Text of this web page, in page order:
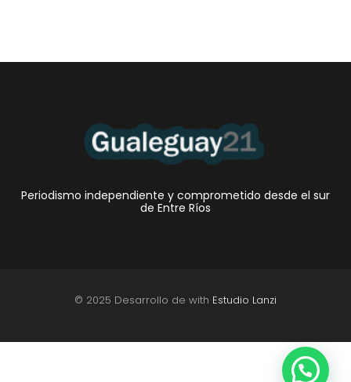
Periodismo independiente y comprometido desde el sur
de Entre Ríos
© 2025 Desarrollo de with Estudio Lanzi